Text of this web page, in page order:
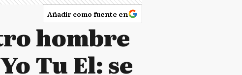
Añadir como fuente en
hombre
Tu El: se